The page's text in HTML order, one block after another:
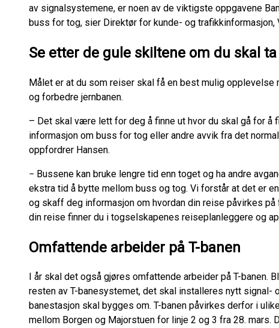
av signalsystemene, er noen av de viktigste oppgavene
buss for tog, sier Direktør for kunde- og trafikkinformasjon,
Se etter de gule skiltene om du skal
Målet er at du som reiser skal få en best mulig opplevelse
og forbedre jernbanen.
– Det skal være lett for deg å finne ut hvor du skal gå for å
informasjon om buss for tog eller andre avvik fra det
oppfordrer Hansen.
− Bussene kan bruke lengre tid enn toget og ha andre
ekstra tid å bytte mellom buss og tog. Vi forstår at det er
og skaff deg informasjon om hvordan din reise påvirkes
din reise finner du i togselskapenes reiseplanleggere og
Omfattende arbeider på T-banen
I år skal det også gjøres omfattende arbeider på T-banen.
resten av T-banesystemet, det skal installeres nytt signal-
banestasjon skal bygges om. T-banen påvirkes derfor i
mellom Borgen og Majorstuen for linje 2 og 3 fra 28.